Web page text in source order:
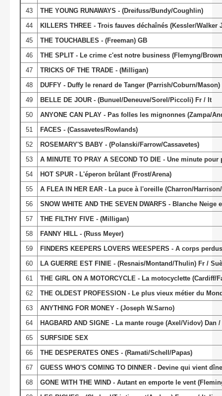
43
THE YOUNG RUNAWAYS - (Dreifuss/Bundy/Coughlin)
44
KILLERS THREE - Trois fauves déchaînés (Kessler/Walker
45
THE TOUCHABLES - (Freeman) GB
46
THE SPLIT - Le crime c'est notre business (Flemyng/
47
TRICKS OF THE TRADE - (Milligan)
48
DUFFY - Duffy le renard de Tanger (Parrish/Coburn/Mason)
49
BELLE DE JOUR - (Bunuel/Deneuve/Sorel/Piccoli) Fr / It
50
ANYONE CAN PLAY - Pas folles les mignonnes (Zampa/
51
FACES - (Cassavetes/Rowlands)
52
ROSEMARY'S BABY - (Polanski/Farrow/Cassavetes)
53
A MINUTE TO PRAY A SECOND TO DIE - Une minute
54
HOT SPUR - L'éperon brûlant (Frost/Arena)
55
A FLEA IN HER EAR - La puce à l'oreille (Charron/
56
SNOW WHITE AND THE SEVEN DWARFS - Blanche
57
THE FILTHY FIVE - (Milligan)
58
FANNY HILL - (Russ Meyer)
59
FINDERS KEEPERS LOVERS WEESPERS - A corps
60
LA GUERRE EST FINIE - (Resnais/Montand/Thulin) Fr /
61
THE GIRL ON A MOTORCYCLE - La motocyclette (Cardiff/
62
THE OLDEST PROFESSION - Le plus vieux métier du
63
ANYTHING FOR MONEY - (Joseph W.Sarno)
64
HAGBARD AND SIGNE - La mante rouge (Axel/Vidov) Dan
65
SURFSIDE SEX
66
THE DESPERATES ONES - (Ramati/Schell/Papas)
67
GUESS WHO'S COMING TO DINNER - Devine qui vient
68
GONE WITH THE WIND - Autant en emporte le vent